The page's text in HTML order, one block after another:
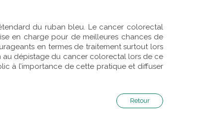
du ruban bleu. Le cancer colorectal
en charge pour de meilleures chances de
en termes de traitement surtout lors
au dépistage du cancer colorectal lors de ce
à l’importance de cette pratique et diffuser
Retour